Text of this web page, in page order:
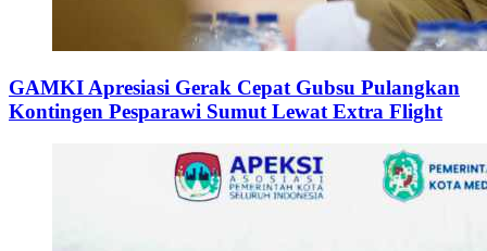
GAMKI Apresiasi Gerak Cepat Gubsu Pulangkan
Kontingen Pesparawi Sumut Lewat Extra Flight